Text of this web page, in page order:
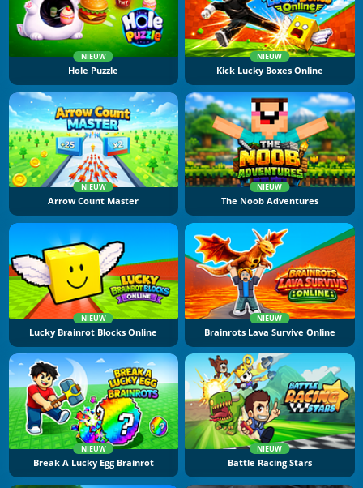
NIEUW
Hole Puzzle
NIEUW
Kick Lucky Boxes Online
NIEUW
Arrow Count Master
NIEUW
The Noob Adventures
NIEUW
Lucky Brainrot Blocks Online
NIEUW
Brainrots Lava Survive Online
NIEUW
Break A Lucky Egg Brainrot
NIEUW
Battle Racing Stars